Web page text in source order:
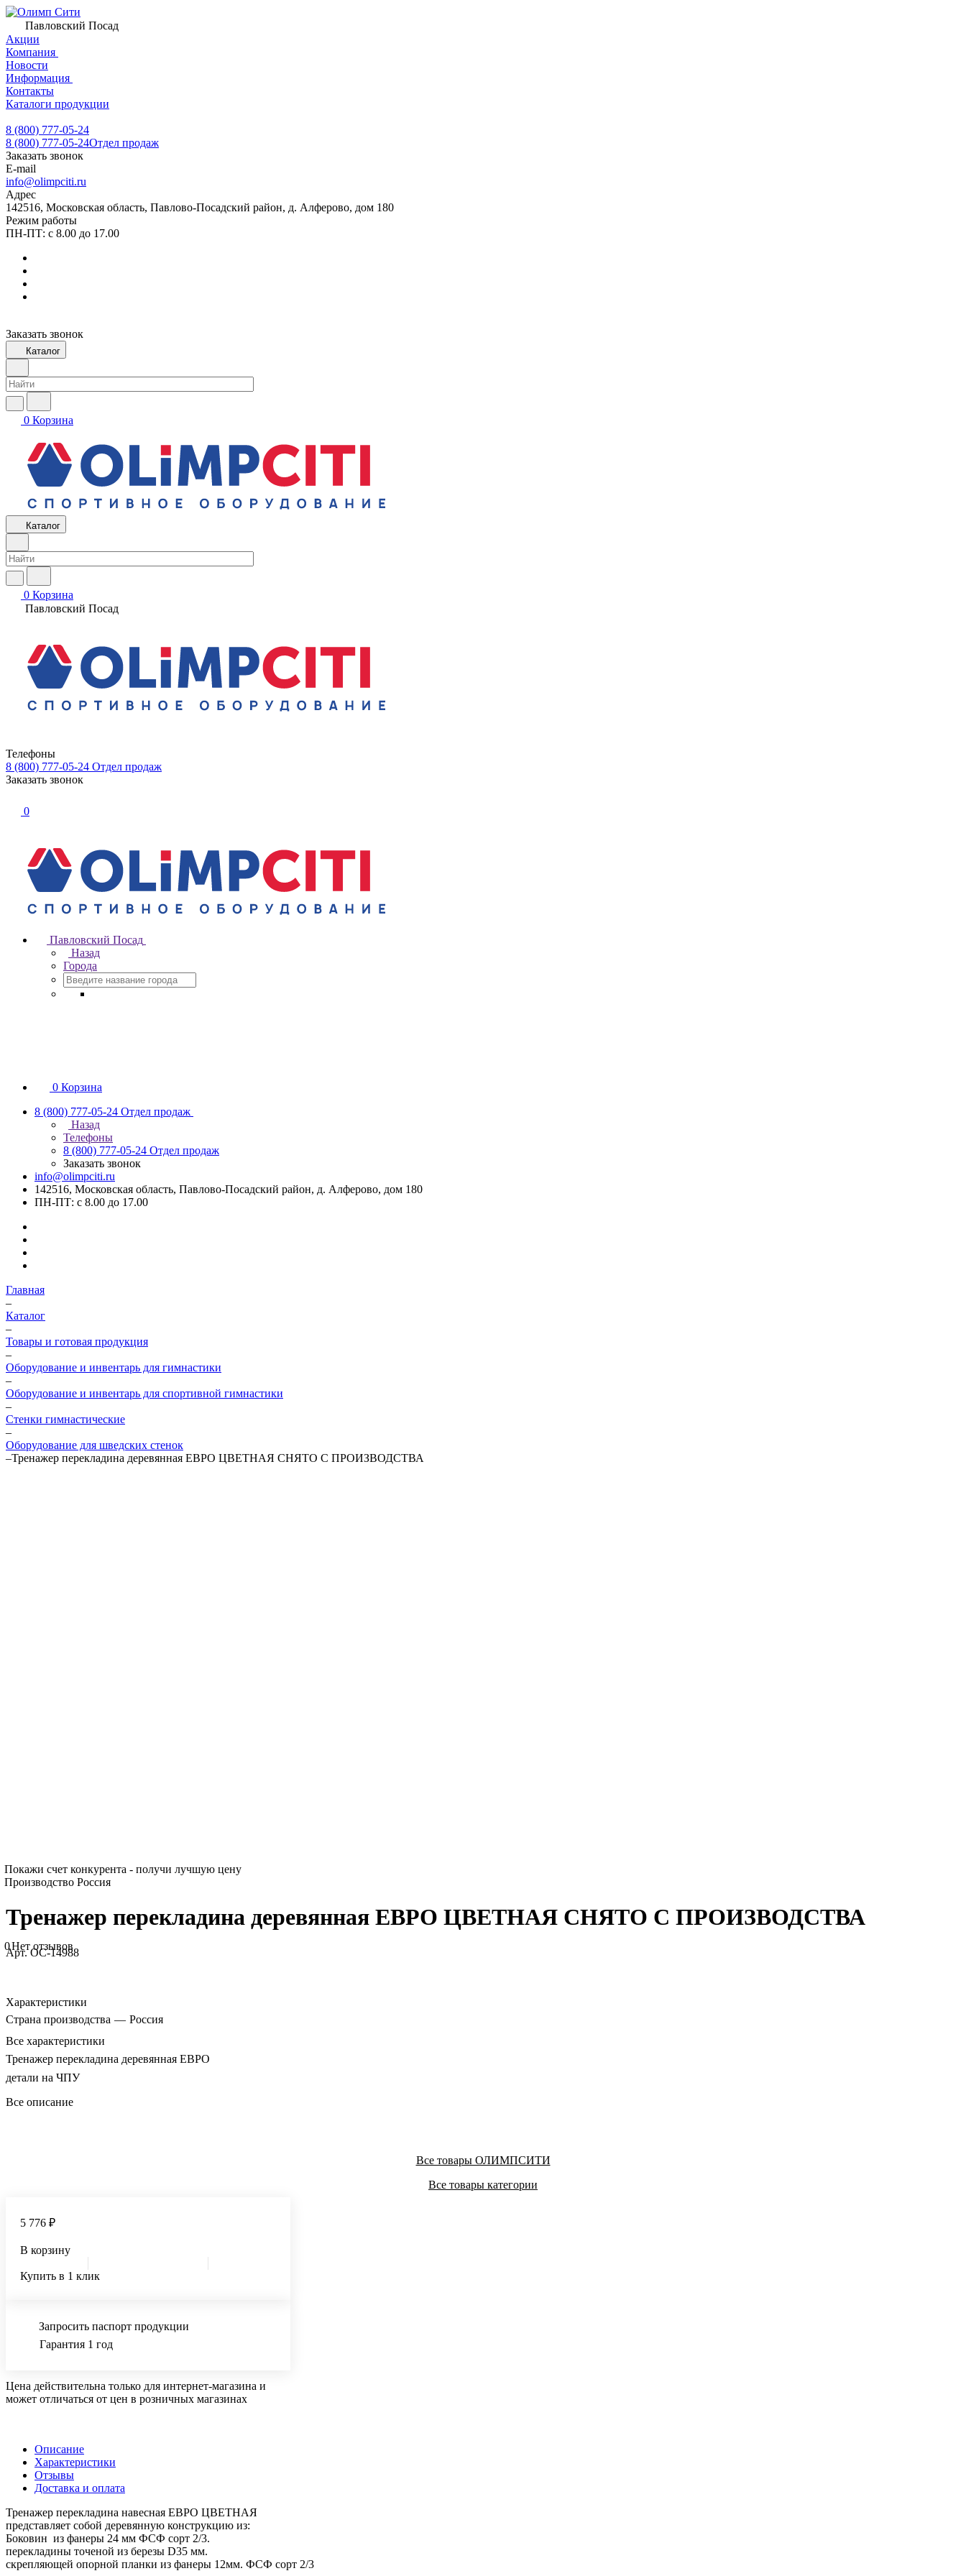
Павловский Посад
Акции
Компания
Новости
Информация
Контакты
Каталоги продукции
8 (800) 777-05-24
8 (800) 777-05-24Отдел продаж
Заказать звонок
E-mail
info@olimpciti.ru
Адрес
142516, Московская область, Павлово-Посадский район, д. Алферово, дом 180
Режим работы
ПН-ПТ: с 8.00 до 17.00
Заказать звонок
Каталог
0 Корзина
Каталог
0 Корзина
Павловский Посад
Телефоны
8 (800) 777-05-24 Отдел продаж
Заказать звонок
0
Павловский Посад
Назад
Города
0 Корзина
8 (800) 777-05-24 Отдел продаж
Назад
Телефоны
8 (800) 777-05-24 Отдел продаж
Заказать звонок
info@olimpciti.ru
142516, Московская область, Павлово-Посадский район, д. Алферово, дом 180
ПН-ПТ: с 8.00 до 17.00
Главная
–
Каталог
–
Товары и готовая продукция
–
Оборудование и инвентарь для гимнастики
–
Оборудование и инвентарь для спортивной гимнастики
–
Стенки гимнастические
–
Оборудование для шведских стенок
–Тренажер перекладина деревянная ЕВРО ЦВЕТНАЯ СНЯТО С ПРОИЗВОДСТВА
Покажи счет конкурента - получи лучшую цену
Производство Россия
Тренажер перекладина деревянная ЕВРО ЦВЕТНАЯ СНЯТО С ПРОИЗВОДСТВА
0Нет отзывов
Арт.ОС-14988
Характеристики
Страна производства — Россия
Все характеристики
Тренажер перекладина деревянная ЕВРО
детали на ЧПУ
Все описание
Все товары ОЛИМПСИТИ
Все товары категории
5 776 ₽
В корзину
Купить в 1 клик
Запросить паспорт продукции
Гарантия 1 год
Цена действительна только для интернет-магазина и
может отличаться от цен в розничных магазинах
Описание
Характеристики
Отзывы
Доставка и оплата
Тренажер перекладина навесная ЕВРО ЦВЕТНАЯ
представляет собой деревянную конструкцию из:
Боковин из фанеры 24 мм ФСФ сорт 2/3.
перекладины точеной из березы D35 мм.
скрепляющей опорной планки из фанеры 12мм. ФСФ сорт 2/3